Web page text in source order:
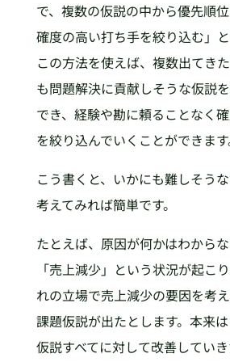
で、複数の仮説の中から優先順位
確度の高い打ち手を絞り込む」と
この方法を使えば、複数出てき
も問題解決に貢献しそうな仮説
でき、経験や勘に頼ることなく
を絞り込んでいくことができます
こう書くと、いかにも難しそう
考えてみれば簡単です。
たとえば、原因が何かはわからな
「売上減少」という状況が起こ
れの立場で売上減少の要因を考
課題仮説が出たとします。本来
仮説すべてに対して改善していき